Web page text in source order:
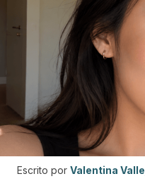
Escrito por Valentina